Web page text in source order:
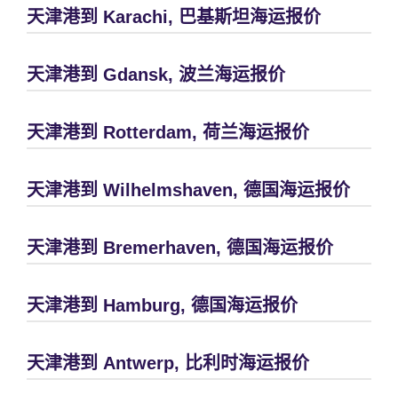
天津港到 Karachi, 巴基斯坦海运报价
天津港到 Gdansk, 波兰海运报价
天津港到 Rotterdam, 荷兰海运报价
天津港到 Wilhelmshaven, 德国海运报价
天津港到 Bremerhaven, 德国海运报价
天津港到 Hamburg, 德国海运报价
天津港到 Antwerp, 比利时海运报价